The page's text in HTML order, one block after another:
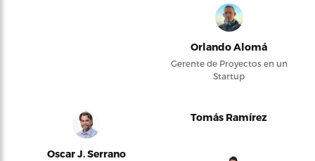
Orlando Alomá
Gerente de Proyectos en un
Startup
Oscar J. Serrano
Tomás Ramírez